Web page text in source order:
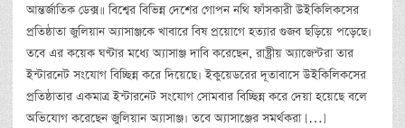
আন্তর্জাতিক ডেক্স॥ বিশ্বের বিভিন্ন দেশের গোপন নথি ফাঁসকারী উইকিলিকসের
প্রতিষ্ঠাতা জুলিয়ান অ্যাসাঞ্জকে খাবারে বিষ প্রয়োগে হত্যার গুজব ছড়িয়ে পড়েছে।
তবে এর কয়েক ঘণ্টার মধ্যে অ্যাসাঞ্জ দাবি করেছেন, রাষ্ট্রীয় অ্যাজেন্টরা তার
ইন্টারনেট সংযোগ বিচ্ছিন্ন করে দিয়েছে। ইকুয়েডরের দূতাবাসে উইকিলিকসের
প্রতিষ্ঠাতার একমাত্র ইন্টারনেট সংযোগ সোমবার বিচ্ছিন্ন করে দেয়া হয়েছে বলে
অভিযোগ করেছেন জুলিয়ান অ্যাসাঞ্জ। তবে অ্যাসাঞ্জের সমর্থকরা […]